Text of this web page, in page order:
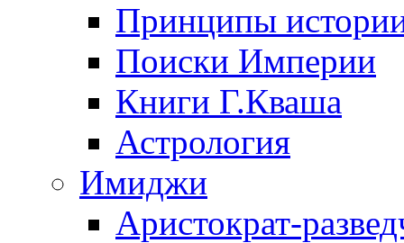
Принципы
Поиски Империи
Книги Г.Кваша
Астрология
Имиджи
Аристократ-